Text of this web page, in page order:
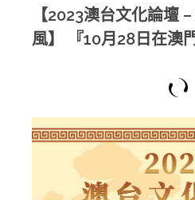
【2023澳台文化論壇
風】 『10月28日在澳